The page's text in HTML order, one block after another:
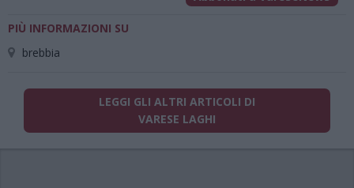
PIÙ INFORMAZIONI SU
brebbia
LEGGI GLI ALTRI ARTICOLI DI
VARESE LAGHI